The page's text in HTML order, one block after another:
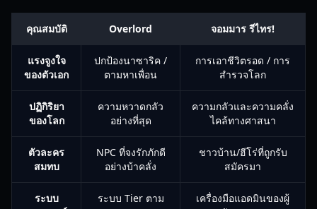
คุณสมบัติ Overlord จอมมาร รีไทร!
แรงจูงใจ
ของตัวเอก
ปกป้องนาซาริค /
ตามหาเพื่อน
การเอาชีวิตรอด / การ
สำรวจโลก
ปฏิกิริยา
ของโลก
ความหวาดกลัว
อย่างที่สุด
ความกลัวและความคลั่ง
ไคล้ทางศาสนา
ตัวละคร
สมทบ
NPC ที่จงรักภักดี
อย่างบ้าคลั่ง
ชาวบ้าน/ฮีโร่ที่ถูกรับ
สมัครมา
ระบบ
ระบบ Tier ตาม
เครื่องมือแอดมินของผู้